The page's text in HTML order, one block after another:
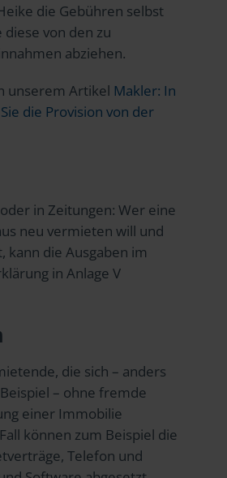
die Gebühren selbst
von den zu
abziehen.
unserem Artikel Makler: In
die Provision von der
in Zeitungen: Wer eine
neu vermieten will und
kann die Ausgaben im
in Anlage V
die sich – anders
– ohne fremde
einer Immobilie
können zum Beispiel die
Telefon und